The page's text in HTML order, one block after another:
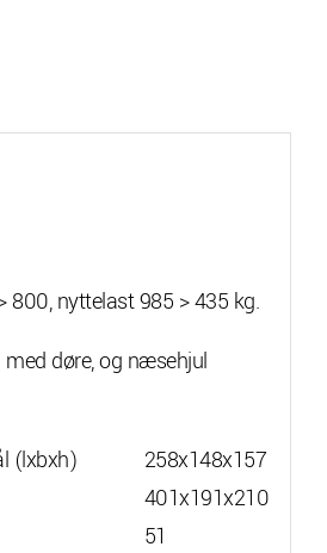
nyttelast 985 > 435 kg.
med døre, og næsehjul
(lxbxh)
258x148x157
401x191x210
51